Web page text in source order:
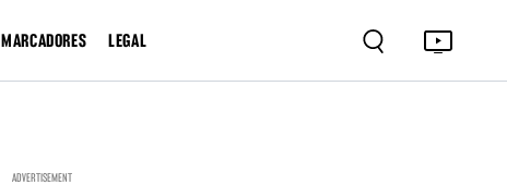
MARCADORES LEGAL
ADVERTISEMENT